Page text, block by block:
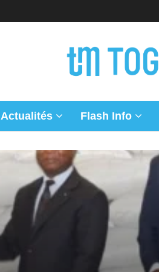
Actualités Flash Info